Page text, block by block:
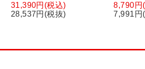
け 人工 造花 GR3566 幅600×奥
行66×高さ450mm
31,390円(税込)
28,537円(税抜)
マットパネ
花 GR-
8,790円
7,991円